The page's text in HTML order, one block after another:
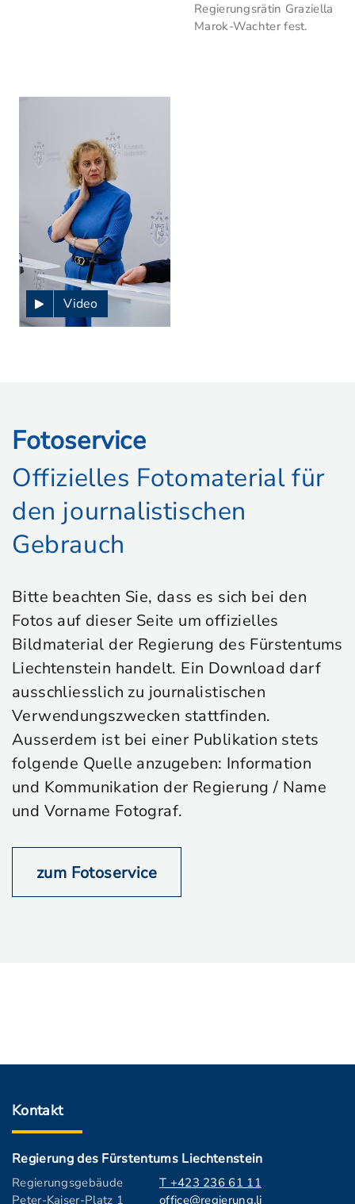
Regierungsrätin Graziella
Marok-Wachter fest.
Video
Fotoservice
Offizielles Fotomaterial für
den journalistischen
Gebrauch
Bitte beachten Sie, dass es sich bei den
Fotos auf dieser Seite um offizielles
Bildmaterial der Regierung des Fürstentums
Liechtenstein handelt. Ein Download darf
ausschliesslich zu journalistischen
Verwendungszwecken stattfinden.
Ausserdem ist bei einer Publikation stets
folgende Quelle anzugeben: Information
und Kommunikation der Regierung / Name
und Vorname Fotograf.
zum Fotoservice
Kontakt
Regierung des Fürstentums Liechtenstein
Regierungsgebäude
Peter-Kaiser-Platz 1
T +423 236 61 11
office@regierung.li